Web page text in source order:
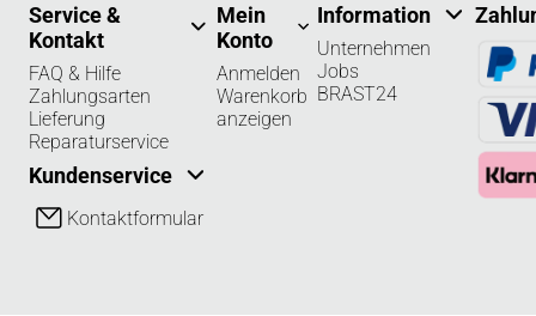
Service &
Kontakt
FAQ & Hilfe
Zahlungsarten
Lieferung
Reparaturservice
Kundenservice
Kontaktformular
Mein
Konto
Anmelden
Warenkorb
anzeigen
Information
Unternehmen
Jobs
BRAST24